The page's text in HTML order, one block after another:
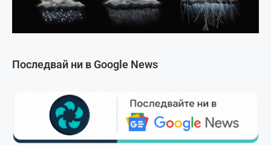
Последвай ни в Google News